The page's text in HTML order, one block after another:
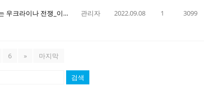
리영희클럽2022_6강_ 평화주의자가 읽는 우크라이나 전쟁_이문영 1부 영상 관리자 2022.09.08 1 3099
6 » 마지막
검색